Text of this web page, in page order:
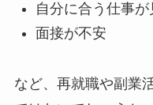
自分に合う仕事
面接が不安
など、再就職や副業